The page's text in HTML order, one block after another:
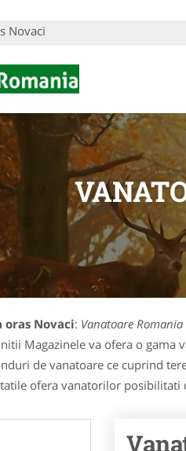
Novaci
oras Novaci: Vanatoare
Magazinele va ofera o gama
de vanatoare ce cuprind
ofera vanatorilor